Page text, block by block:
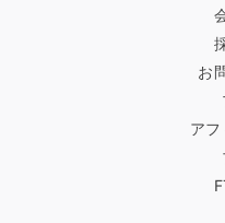
お
アフ